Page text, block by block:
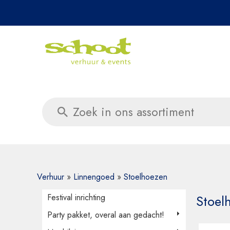
Daag
Verhuur » Linnengoed » Stoelhoezen
Festival inrichting
Party pakket, overal aan gedacht!